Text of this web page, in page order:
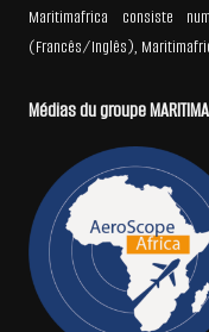
Maritimafrica consiste
(Francês/Inglês),
Médias du groupe